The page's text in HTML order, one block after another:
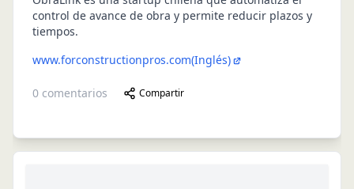
control de avance de obra y permite reducir plazos y
tiempos.
www.forconstructionpros.com(Inglés)
0 comentarios Compartir